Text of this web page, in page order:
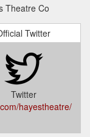
Theatre Co
Twitter
Twitter
hayestheatre/